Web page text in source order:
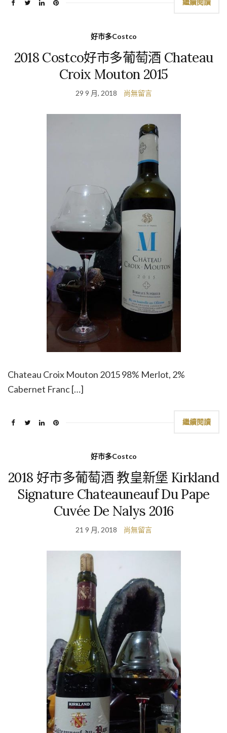
繼續閱讀
好市多Costco
2018 Costco好市多葡萄酒 Chateau
Croix Mouton 2015
29 9 月, 2018 尚無留言
Chateau Croix Mouton 2015 98% Merlot, 2%
Cabernet Franc […]
繼續閱讀
好市多Costco
2018 好市多葡萄酒 教皇新堡 Kirkland
Signature Chateauneauf Du Pape
Cuvée De Nalys 2016
21 9 月, 2018 尚無留言